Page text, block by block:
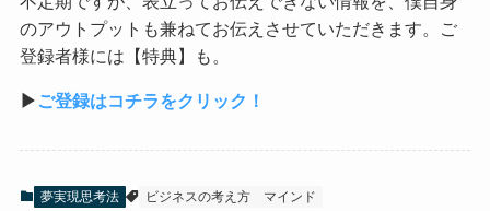
のアウトプットも兼ねてお伝えさせていただきます。ご
登録者様には【特典】も。
▶︎ ご登録はコチラをクリック！
夢実現思考法 ビジネスの考え方 マインド